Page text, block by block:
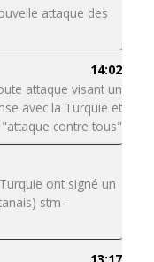
attaque des
14:02
attaque visant un
avec la Turquie et
contre tous"
ont signé un
stm-